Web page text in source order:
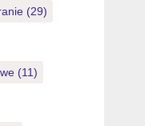
(29)
(11)